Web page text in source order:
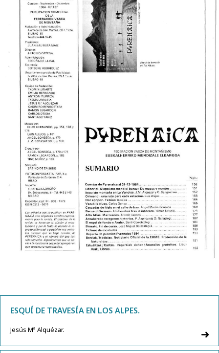
ESQUÍ DE TRAVESÍA EN LOS ALPES.
Jesús Mª Alquézar.